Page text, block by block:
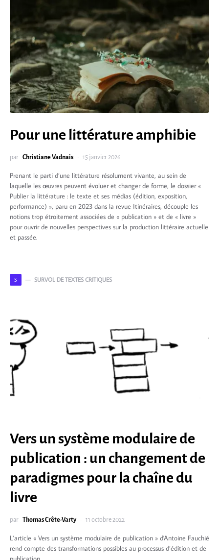
Pour une littérature amphibie
par Christiane Vadnais 15 janvier 2026
Prenant le parti d’une littérature résolument vivante, au sein de
laquelle les œuvres peuvent évoluer et changer de forme, le dossier «
Publier la littérature : le texte et ses médias (édition, exposition,
performance) », paru en 2023 dans la revue Itinéraires, découple les
notions trop étroitement associées de « publication » et de « livre »
pour ouvrir de nouvelles perspectives sur la production littéraire actuelle
et passée.
S SURVOL DE TEXTES CRITIQUES
Vers un système modulaire de
publication : un changement de
paradigmes pour la chaîne du
livre
par Thomas Crête-Varty 11 octobre 2022
L’article « Vers un système modulaire de publication » d'Antoine Fauchié
rend compte des transformations possibles au processus d’édition et de